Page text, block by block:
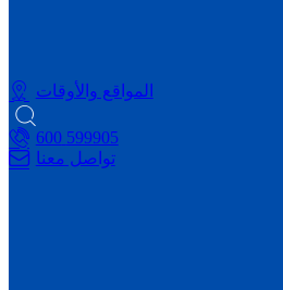
المواقع والأوقات
599905 600
تواصل معنا